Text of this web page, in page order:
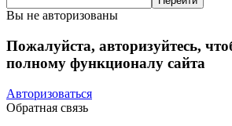
Вы не авторизованы
Пожалуйста, авторизуйтесь,
полному функционалу сайта
Авторизоваться
Обратная связь